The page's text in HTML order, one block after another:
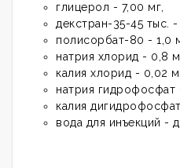
глицерол - 7,00 мг,
декстран-35-45 тыс. -
полисорбат-80 - 1,0
натрия хлорид - 0,8
калия хлорид - 0,02
натрия гидрофосфат
калия
вода для инъекций -